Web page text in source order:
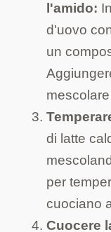
l'amido:
d'uovo
un
di latte
per
cuociano
Cuocere